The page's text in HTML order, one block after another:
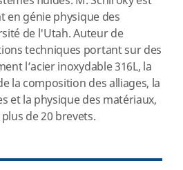
génie physique des
de l'Utah. Auteur de
techniques portant sur des
l’acier inoxydable 316L, la
la composition des alliages, la
et la physique des matériaux,
de 20 brevets.